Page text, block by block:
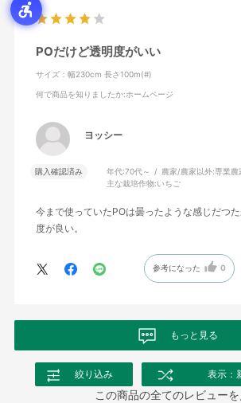
POだけど透明度がいい
サイズ：幅230cm 長さ100m(#)
何で商品を知りましたか:ホームページ
ヨッシー
購入確認済み 年代:70代～ 農家/農家以外:専業農
主な栽培作物:いちご
今まで使っていたPOは曇ったような感じだつ
度が良い。
参考になった 0
もっと見る
絞り込み 表示：
この商品の全てのレビューを